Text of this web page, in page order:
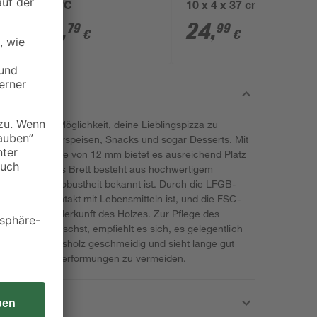
530 °C
,79 €
10 x 4 x 37 cm
24,99 €
stilvolle Möglichkeit, deine Lieblingspizza zu
für Vorspeisen, Snacks und sogar Desserts. Mit
einer Dicke von 12 mm bietet es ausreichend Platz
Das Brett besteht aus hochwertigem
und Robustheit bekannt ist. Durch die LFGB-
im Kontakt mit Lebensmitteln ist, und die FSC-
Herkunft des Holzes. Zur Pflege des
Hand wäschst, empfiehlt es sich, es gelegentlich
das Bambusholz geschmeidig und sieht lange gut
lagern, um Verformungen zu vermeiden.